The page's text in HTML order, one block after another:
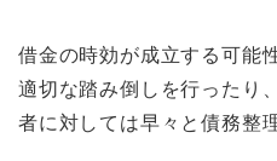
借金の時効が成立する可能
適切な踏み倒しを行ったり
者に対しては早々と債務整